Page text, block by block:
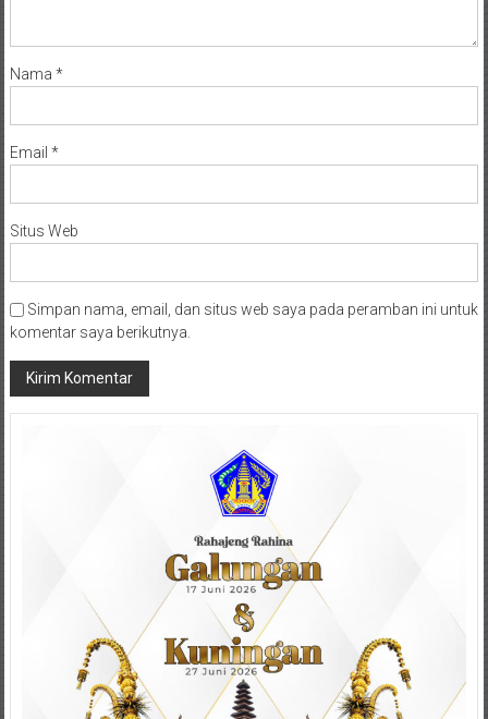
Nama *
Email *
Situs Web
Simpan nama, email, dan situs web saya pada peramban ini untuk
komentar saya berikutnya.